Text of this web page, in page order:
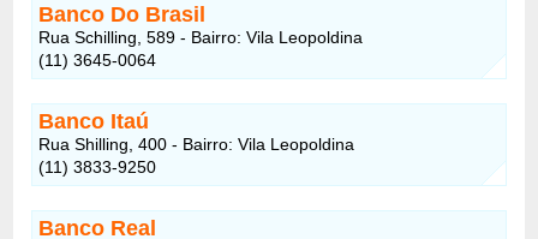
Banco Do Brasil
Rua Schilling, 589 - Bairro: Vila Leopoldina
(11) 3645-0064
Banco Itaú
Rua Shilling, 400 - Bairro: Vila Leopoldina
(11) 3833-9250
Banco Real